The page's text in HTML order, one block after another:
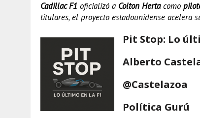
Cadillac F1 oficializó a Colton Hertacomo
titulares, el proyecto estadounidense acelera
Pit Stop: Lo
Alberto
@Castelazoa
Política Gurú